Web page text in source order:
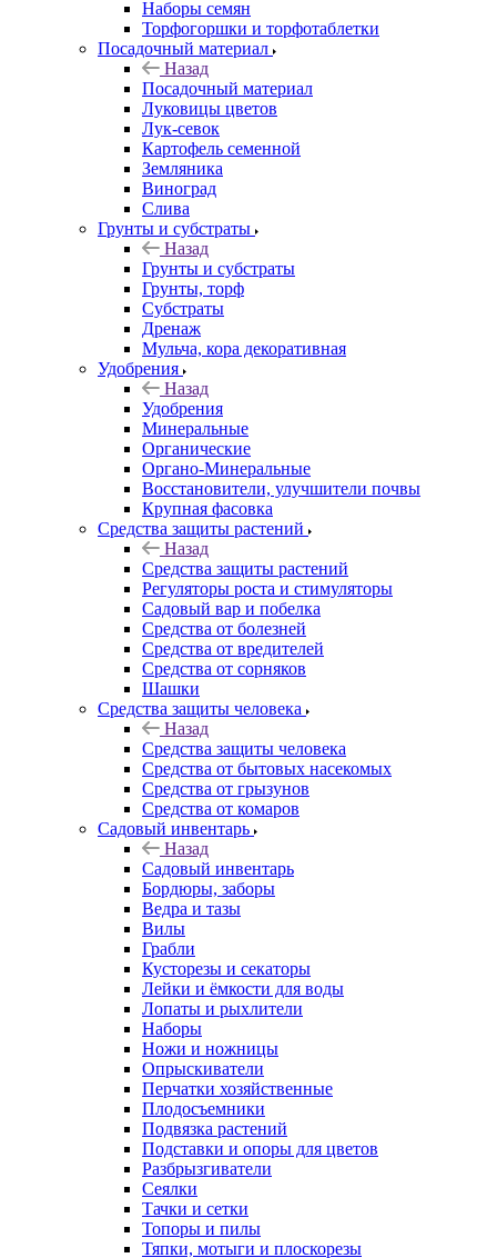
Наборы семян
Торфогоршки и торфотаблетки
Посадочный материал
Назад
Посадочный материал
Луковицы цветов
Лук-севок
Картофель семенной
Земляника
Виноград
Слива
Грунты и субстраты
Назад
Грунты и субстраты
Грунты, торф
Субстраты
Дренаж
Мульча, кора декоративная
Удобрения
Назад
Удобрения
Минеральные
Органические
Органо-Минеральные
Восстановители, улучшители почвы
Крупная фасовка
Средства защиты растений
Назад
Средства защиты растений
Регуляторы роста и стимуляторы
Садовый вар и побелка
Средства от болезней
Средства от вредителей
Средства от сорняков
Шашки
Средства защиты человека
Назад
Средства защиты человека
Средства от бытовых насекомых
Средства от грызунов
Средства от комаров
Садовый инвентарь
Назад
Садовый инвентарь
Бордюры, заборы
Ведра и тазы
Вилы
Грабли
Кусторезы и секаторы
Лейки и ёмкости для воды
Лопаты и рыхлители
Наборы
Ножи и ножницы
Опрыскиватели
Перчатки хозяйственные
Плодосъемники
Подвязка растений
Подставки и опоры для цветов
Разбрызгиватели
Сеялки
Тачки и сетки
Топоры и пилы
Тяпки, мотыги и плоскорезы